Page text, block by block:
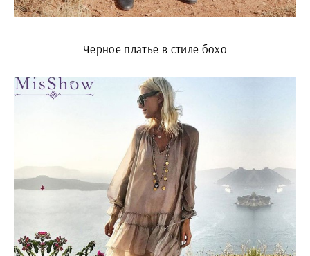
Черное платье в стиле бохо